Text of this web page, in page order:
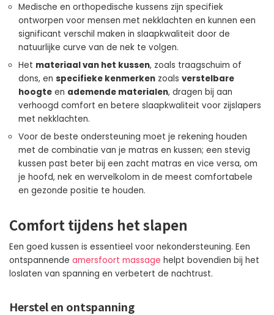
Medische en orthopedische kussens zijn specifiek
ontworpen voor mensen met nekklachten en kunnen een
significant verschil maken in slaapkwaliteit door de
natuurlijke curve van de nek te volgen.
Het materiaal van het kussen, zoals traagschuim of
dons, en specifieke kenmerken zoals verstelbare
hoogte en ademende materialen, dragen bij aan
verhoogd comfort en betere slaapkwaliteit voor zijslapers
met nekklachten.
Voor de beste ondersteuning moet je rekening houden
met de combinatie van je matras en kussen; een stevig
kussen past beter bij een zacht matras en vice versa, om
je hoofd, nek en wervelkolom in de meest comfortabele
en gezonde positie te houden.
Comfort tijdens het slapen
Een goed kussen is essentieel voor nekondersteuning. Een
ontspannende amersfoort massage helpt bovendien bij het
loslaten van spanning en verbetert de nachtrust.
Herstel en ontspanning